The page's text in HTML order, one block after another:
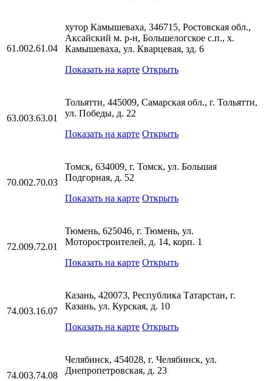
61.002.61.04
хутор Камышеваха, 346715, Ростовская обл.,
Аксайский м. р-н, Большелогское с.п., х.
Камышеваха, ул. Кварцевая, зд. 6
Показать на карте Открыть
63.003.63.01
Тольятти, 445009, Самарская обл., г. Тольятти,
ул. Победы, д. 22
Показать на карте Открыть
70.002.70.03
Томск, 634009, г. Томск, ул. Большая
Подгорная, д. 52
Показать на карте Открыть
72.009.72.01
Тюмень, 625046, г. Тюмень, ул.
Моторостроителей, д. 14, корп. 1
Показать на карте Открыть
74.003.16.07
Казань, 420073, Республика Татарстан, г.
Казань, ул. Курская, д. 10
Показать на карте Открыть
74.003.74.08
Челябинск, 454028, г. Челябинск, ул.
Днепропетровская, д. 23